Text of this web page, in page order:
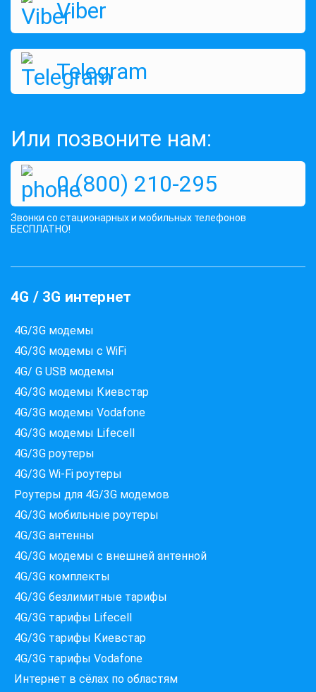
USB удлинитель для 3G модема
Оценок:514
189 грн
Viber
Telegram
Или позвоните нам:
0 (800) 210-295
Звонки со стационарных и мобильных телефонов
БЕСПЛАТНО!
4G / 3G интернет
4G/3G модемы
4G/3G модемы с WiFi
4G/ G USB модемы
4G/3G модемы Киевстар
4G/3G модемы Vodafone
4G/3G модемы Lifecell
4G/3G роутеры
4G/3G Wi-Fi роутеры
Роутеры для 4G/3G модемов
4G/3G мобильные роутеры
4G/3G антенны
4G/3G модемы c внешней антенной
4G/3G комплекты
4G/3G безлимитные тарифы
4G/3G тарифы Lifecell
4G/3G тарифы Киевстар
4G/3G тарифы Vodafone
Интернет в сёлах по областям
Які провайдери працюють
за вашою адресою?
Перевірте доступність інтернету за 30 секунд
375+ провайдерів в базі